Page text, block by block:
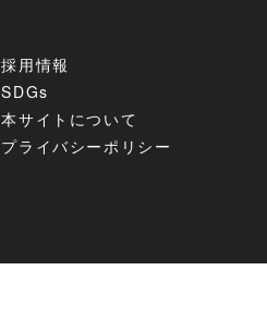
採用情報
SDGs
本サイトについて
プライバシーポリシー